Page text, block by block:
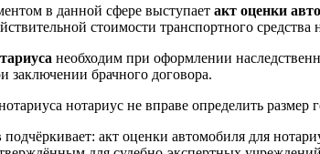
в данной сфере выступает акт оценки
стоимости транспортного средства
необходим при оформлении
заключении брачного договора.
нотариус не вправе определить
подчёркивает: акт оценки автомобиля для